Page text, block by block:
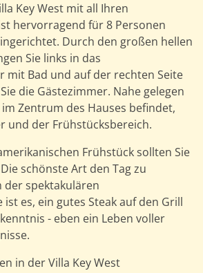
Key West mit all Ihren
hervorragend für 8 Personen
Durch den großen hellen
Sie links in das
mit Bad und auf der rechten Seite
die Gästezimmer. Nahe gelegen
Zentrum des Hauses befindet,
und der Frühstücksbereich.
Frühstück sollten Sie
schönste Art den Tag zu
der spektakulären
es, ein gutes Steak auf den Grill
- eben ein Leben voller
in der Villa Key West